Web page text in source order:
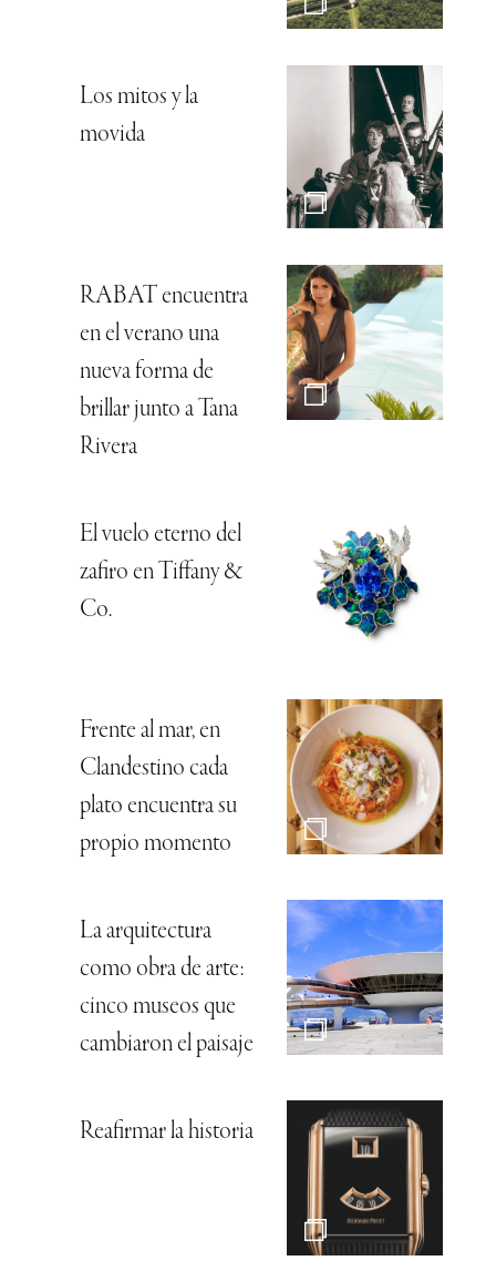
Los mitos y la
movida
RABAT encuentra
en el verano una
nueva forma de
brillar junto a Tana
Rivera
El vuelo eterno del
zafiro en Tiffany &
Co.
Frente al mar, en
Clandestino cada
plato encuentra su
propio momento
La arquitectura
como obra de arte:
cinco museos que
cambiaron el paisaje
Reafirmar la historia